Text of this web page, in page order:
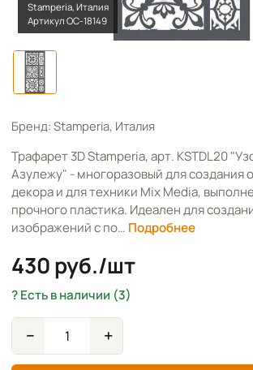
Stamperia, Италия
Артикул OC-18149
Бренд: Stamperia, Италия
Трафарет 3D Stamperia, арт. KSTDL20
Азулежу" - многоразовый для создания
декора и для техники Mix Media,
прочного пластика. Идеален для
изображений с по… Подробнее
430 руб./шт
Есть в наличии (3)
− +